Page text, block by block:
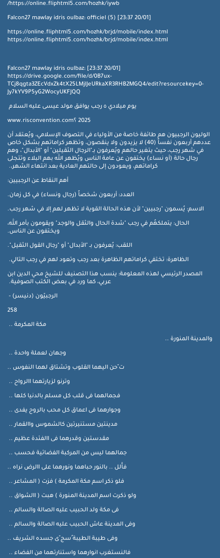
https://online.fliphtml5.com/hozhk/iywb/
[20/01 23:37] Falcon27 mawlay idris oulbaz: officiel (5)
https://online.fliphtml5.com/hozhk/brjd/mobile/index.html
https://online.fliphtml5.com/hozhk/brjd/mobile/index.html
[20/01 23:37] Falcon27 mawlay idris oulbaz:
https://drive.google.com/file/d/0B7ux-
TCj8qgta3ZEcVdxZk4tX25LMjlJeURkaXR3RHB2MGQ4/edit?resourcekey=0-
Jy7kYV9P5yG2WocyUKFJQQ
يوم ميلادي ٥ رجب يوافق مولد عيسى عليه السلام
2025 ؟www.risconvention.com
الوليون الرجبيون هم طائفة خاصة من الأولياء في التصوف الإسلامي، ويُعتقد أن
عددهم أربعون نفساً (40) لا يزيدون ولا ينقصون، وتظهر كراماتهم بشكل خاص
في شهر رجب، حيث يتغير حالهم ويُعرفون بـ"الرجال الثقيلين" أو "الأبدال"، وهم
رجال حالة (أو نساء) يختفون عن عامة الناس ويُظهر الله بهم البلاء وتتجلى
كراماتهم، ويعودون إلى حالتهم العادية بعد انتهاء الشهر،.
أهم النقاط عن الرجبيين:
العدد: أربعون شخصاً (رجال ونساء) في كل زمان.
الاسم: يُسمون "رجبيين" لأن هذه الحالة القوية لا تظهر لهم إلا في شهر رجب.
الحال: يتملكهُم في رجب "شدة الحال والثقل والوجد" ويقومون بأمر الله،
ويختفون عن الناس.
اللقب: يُعرفون بـ "الأبدال" أو "رجال القول الثقيل".
الظاهرة: تختفي كراماتهم الظاهرة بعد رجب وتعود لهم في رجب التالي.
المصدر الرئيسي لهذه المعلومة: ينسب هذا التصنيف للشيخ محي الدين ابن
عربي، كما ورد في بعض الكتب الصوفية.
الرجبيّون (دنيسر) -
258
مكة المكرمة ..
والمدينة المنورة ..
وجهان لعملة واحدة ..
ت ّحن اليهما القلوب وتشتاق لهما النفوس ..
وترنو لزيارتهما االرواح ..
فجمالهما فى قلب كل مسلم بالدنيا كلها ..
وجوارهما فى اعماق كل محب بالروح يفدى ..
مدينتين مستنيرتين كالشموس واالقمار ..
مقدستين وقدرهما فى االفئدة عظيم ..
جمالهما ليس من المركبة الفضائية فحسب ..
فاَّلل .. بالنور حباهما ونورهما على االرض نراه ..
فلو ذكر اسم مكة المكرمة ) فزت ( المشاعر ..
ولو ذكرت اسم المدينة المنورة ) هبت ( االشواق ..
فى مكة ولد الحبيب عليه الصالة والسالم ..
وفى المدينة عاش الحبيب عليه الصالة والسالم ..
وفى طيبة الطيبة ُسج ّى جسده الشريف ..
فالنستغرب انوارهما واستنارتهما من الفضاء ..